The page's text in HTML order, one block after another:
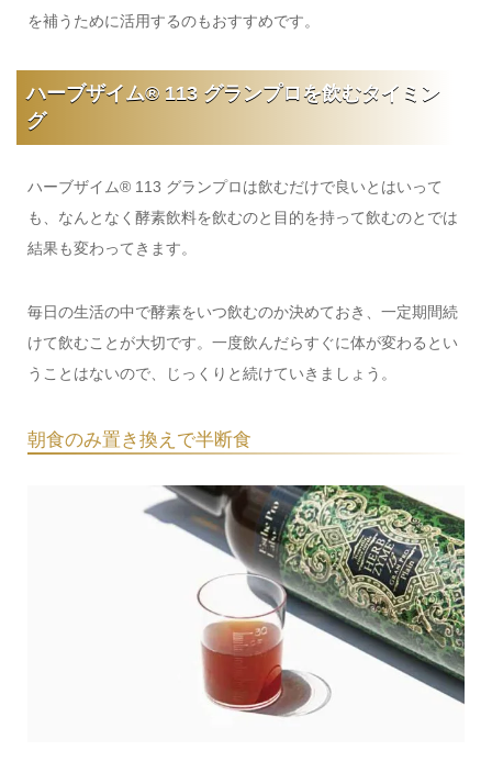
を補うために活用するのもおすすめです。
ハーブザイム® 113 グランプロを飲むタイミン
グ
ハーブザイム® 113 グランプロは飲むだけで良いとはいって
も、なんとなく酵素飲料を飲むのと目的を持って飲むのとでは
結果も変わってきます。
毎日の生活の中で酵素をいつ飲むのか決めておき、一定期間続
けて飲むことが大切です。一度飲んだらすぐに体が変わるとい
うことはないので、じっくりと続けていきましょう。
朝食のみ置き換えで半断食